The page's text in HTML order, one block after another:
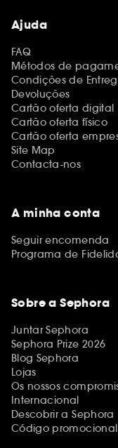
Ajuda
FAQ
Métodos de
Condições de
Devoluções
Cartão oferta digital
Cartão oferta físico
Cartão oferta
Site Map
Contacta-nos
A minha conta
Seguir encomenda
Programa de
Sobre a Sephora
Juntar Sephora
Sephora Prize 2026
Blog Sephora
Lojas
Os nossos
Internacional
Descobrir a Sephora
Código promocional